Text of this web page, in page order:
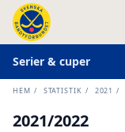
Serier & cuper
HEM / STATISTIK / 2021 /
2021/2022